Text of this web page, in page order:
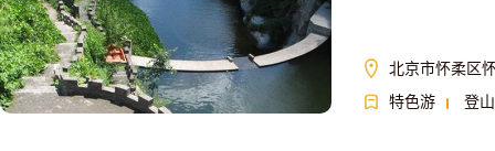
北京市怀柔区
特色游
登山